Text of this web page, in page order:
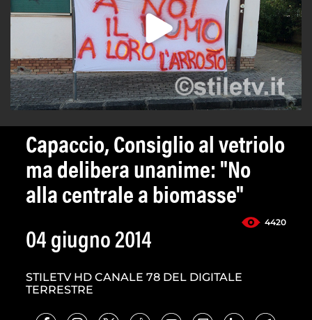
Capaccio, Consiglio al vetriolo
ma delibera unanime: "No
alla centrale a biomasse"
4420
04 giugno 2014
STILETV HD CANALE 78 DEL DIGITALE
TERRESTRE